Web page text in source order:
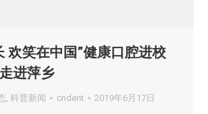
欢笑在中国”健康口腔进校
进萍乡
, 科普新闻 cndent 2019年6月17日